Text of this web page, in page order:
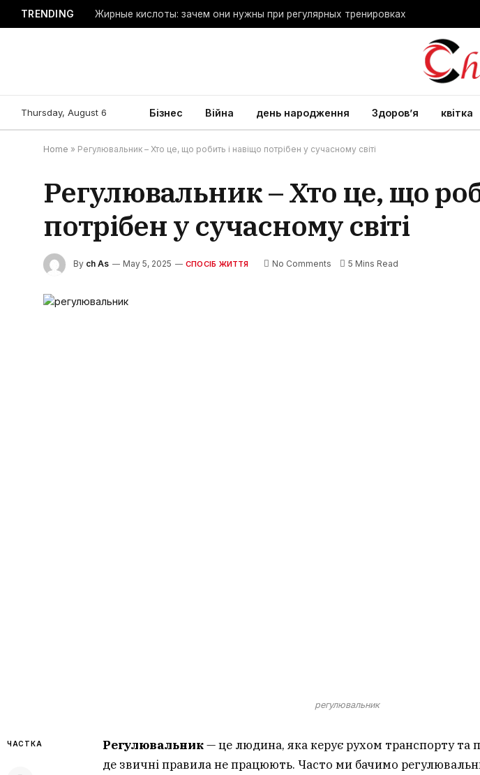
TRENDING Жирные кислоты: зачем они нужны при регулярных тренировках
Thursday, August 6 Бізнес Війна день народження Здоров’я квітка
Home » Регулювальник – Хто це, що робить і навіщо потрібен у сучасному світі
Регулювальник – Хто це, що
потрібен у сучасному світі
By ch As May 5, 2025 СПОСІБ ЖИТТЯ No Comments 5 Mins Read
регулювальник
ЧАСТКА Регулювальник— це людина, яка керує рухом транспорту та
де звичні правила не працюють. Часто ми бачимо